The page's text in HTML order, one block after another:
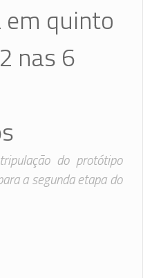
em quinto
nas 6
do protótipo
a segunda etapa do